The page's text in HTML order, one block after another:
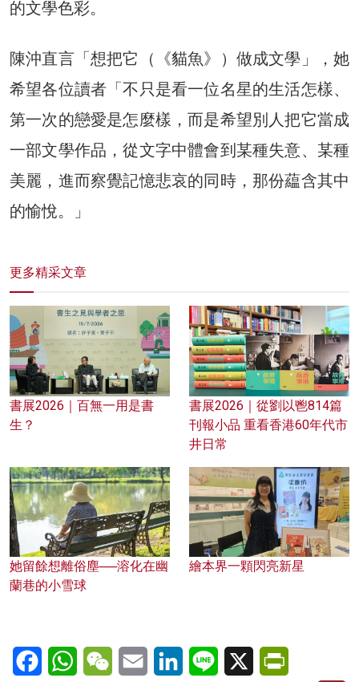
的文學色彩。
陳沖直言「想把它（《貓魚》）做成文學」，她
希望各位讀者「不只是看一位名星的生活怎樣、
第一次的戀愛是怎麼樣，而是希望別人把它當成
一部文學作品，從文字中體會到某種失意、某種
美麗，進而察覺記憶悲哀的同時，那份藴含其中
的愉悅。」
更多精采文章
書展2026｜百無一用是書
生？
書展2026｜從劉以鬯814篇
刊報小品 重看香港60年代市
井日常
她留餘想離俗塵──溶化在幽
蘭巷的小雪球
繪本界一顆閃亮新星
FacebookWhatsAppWeChatEmail LinkedInLine X